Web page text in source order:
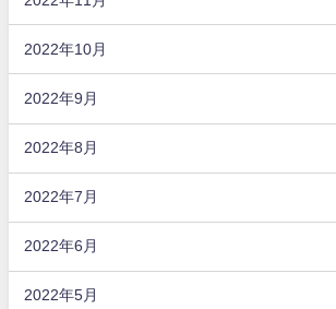
2022年10月
2022年9月
2022年8月
2022年7月
2022年6月
2022年5月